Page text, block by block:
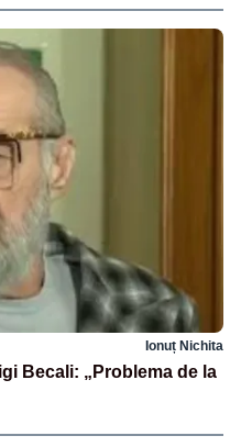
Ionuț Nichita
Becali: „Problema de la